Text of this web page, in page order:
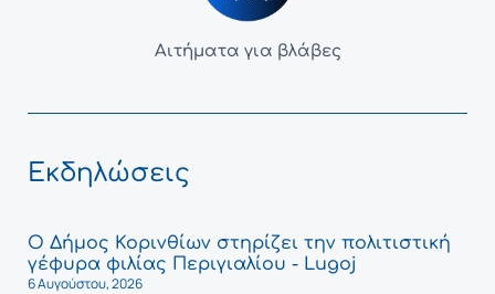
Αιτήματα για βλάβες
Εκδηλώσεις
Ο Δήμος Κορινθίων στηρίζει την πολιτιστική
γέφυρα φιλίας Περιγιαλίου - Lugoj
6 Αυγούστου, 2026